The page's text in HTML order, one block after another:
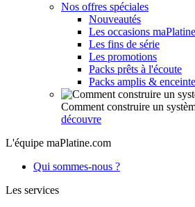
Nos offres spéciales
Nouveautés
Les occasions
Les fins de série
Les promotions
Packs prêts à l'écoute
Packs amplis &
Comment construire un
découvre
L'équipe maPlatine.com
Qui sommes-nous ?
Les services